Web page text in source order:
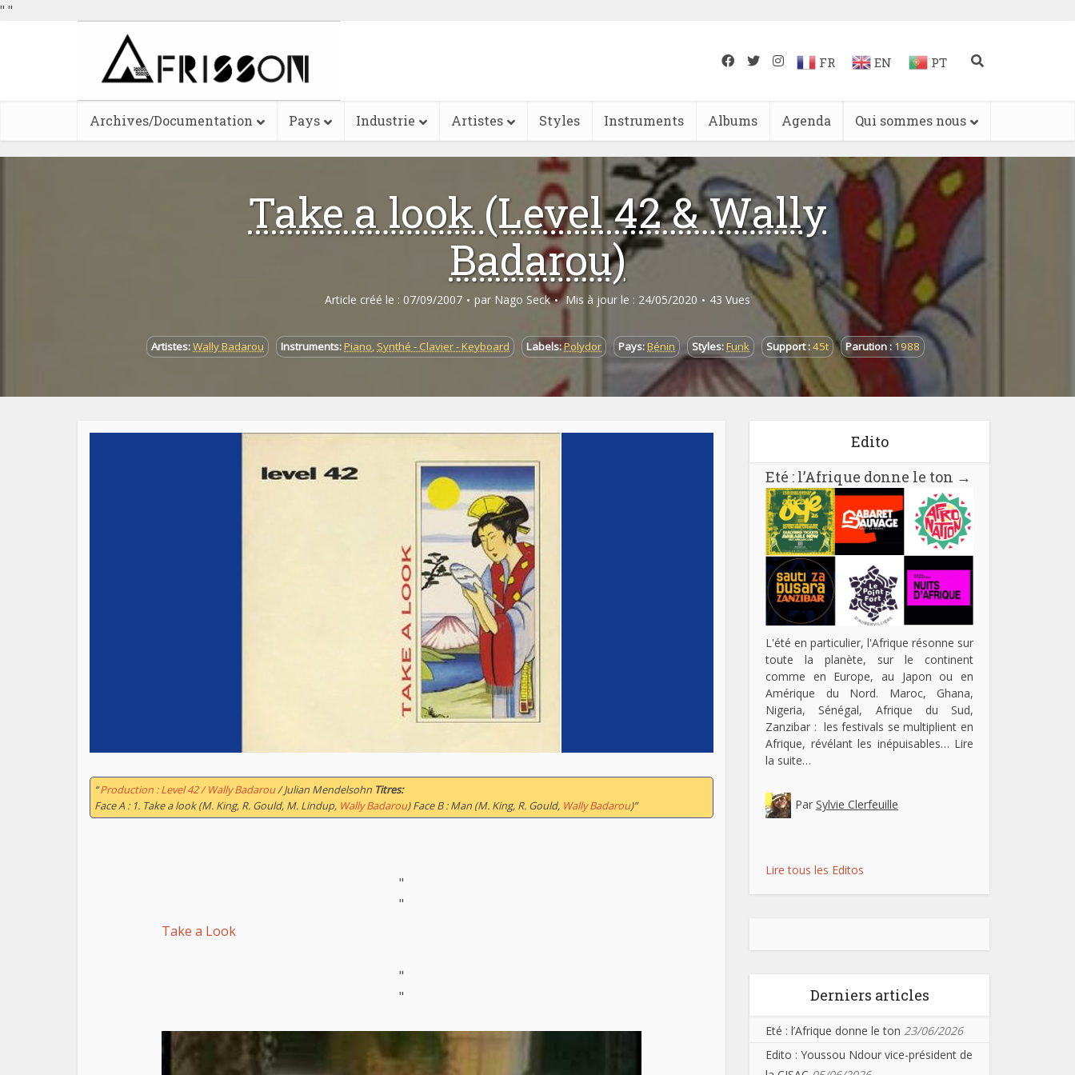
" "
FR EN PT
Archives/Documentation Pays Industrie Artistes Styles Instruments Albums Agenda Qui sommes nous
Take a look (Level 42 & Wally
Badarou)
Article créé le : 07/09/2007 par Nago Seck Mis à jour le : 24/05/2020 43 Vues
Artistes:Wally Badarou Instruments: Piano, Synthé - Clavier - Keyboard Labels:Polydor Pays: Bénin Styles: Funk Support :45t Parution :1988
“Production : Level 42 / Wally Badarou/ Julian Mendelsohn Titres:
Face A : 1. Take a look (M. King, R. Gould, M. Lindup, Wally Badarou) Face B : Man (M. King, R. Gould, Wally Badarou)”
"
"
Take a Look
"
"
Edito
Eté : l’Afrique donne le ton →
L'été en particulier, l'Afrique résonne sur
toute la planète, sur le continent
comme en Europe, au Japon ou en
Amérique du Nord. Maroc, Ghana,
Nigeria, Sénégal, Afrique du Sud,
Zanzibar : les festivals se multiplient en
Afrique, révélant les inépuisables… Lire
la suite…
Par Sylvie Clerfeuille
Lire tous les Editos
Derniers articles
Eté : l’Afrique donne le ton 23/06/2026
Edito : Youssou Ndour vice-président de